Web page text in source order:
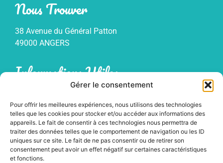
Gérer le consentement
Pour offrir les meilleures expériences, nous utilisons des technologies
telles que les cookies pour stocker et/ou accéder aux informations des
appareils. Le fait de consentir à ces technologies nous permettra de
traiter des données telles que le comportement de navigation ou les ID
uniques sur ce site. Le fait de ne pas consentir ou de retirer son
consentement peut avoir un effet négatif sur certaines caractéristiques
et fonctions.
Nous Trouver
38 Avenue du Général Patton
49000 ANGERS
Informations Utiles
Politique de confidentialité
Plan du site